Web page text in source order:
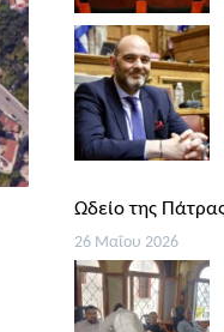
Ωδείο της
26 Μαΐου 2026